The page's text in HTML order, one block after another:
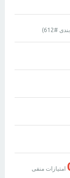
بندی #612
)
امتیازات منفی